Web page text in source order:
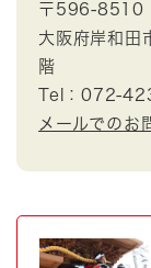
〒596-8510
大阪府岸和
階
Tel：072-
メールでのお